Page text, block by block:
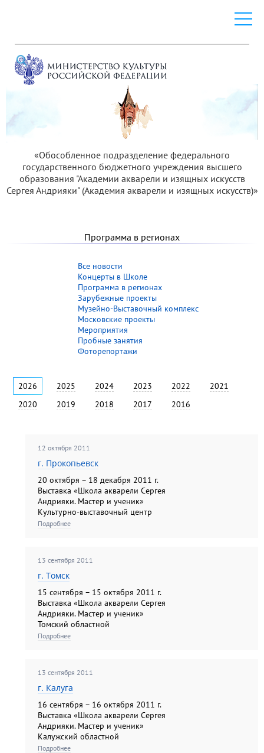
«Обособленное подразделение федерального
государственного бюджетного учреждения высшего
образования "Академии акварели и изящных искусств
Сергея Андрияки" (Академия акварели и изящных искусств)»
Программа в регионах
Все новости
Концерты в Школе
Программа в регионах
Зарубежные проекты
Музейно-Выставочный комплекс
Московские проекты
Мероприятия
Пробные занятия
Фоторепортажи
2026 2025 2024 2023 2022
2021
2020
2019 2018 2017 2016
12 октября 2011
г. Прокопьевск
20 октября – 18 декабря 2011 г.
Выставка «Школа акварели Сергея
Андрияки. Мастер и ученик»
Культурно-выставочный центр
«Вернисаж» ул. Институтская, д. 12
Подробнее
13 сентября 2011
г. Томск
15 сентября – 15 октября 2011 г.
Выставка «Школа акварели Сергея
Андрияки. Мастер и ученик»
Томский областной
художественный музей пер.
Подробнее
13 сентября 2011
г. Калуга
16 сентября – 16 октября 2011 г.
Выставка «Школа акварели Сергея
Андрияки. Мастер и ученик»
Калужский областной
художественный музей ул. Ленина,
Подробнее